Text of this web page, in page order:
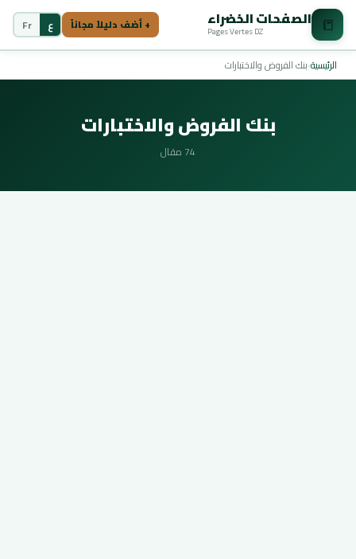
📒 الصفحات الخضراء
Pages Vertes DZ + أضف دليلاً مجاناً ع Fr
الرئيسية›بنك الفروض والاختبارات
بنك الفروض والاختبارات
74 مقال